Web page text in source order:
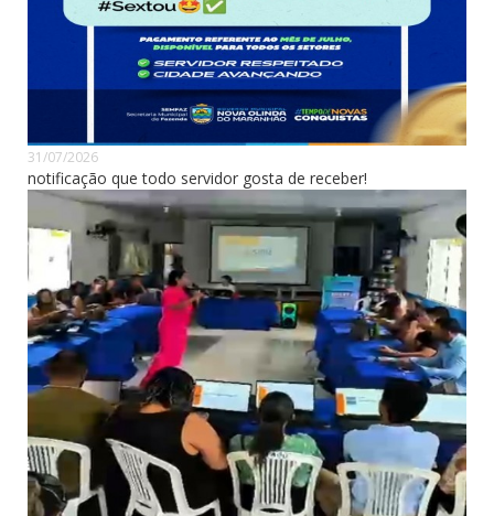
31/07/2026
notificação que todo servidor gosta de receber!